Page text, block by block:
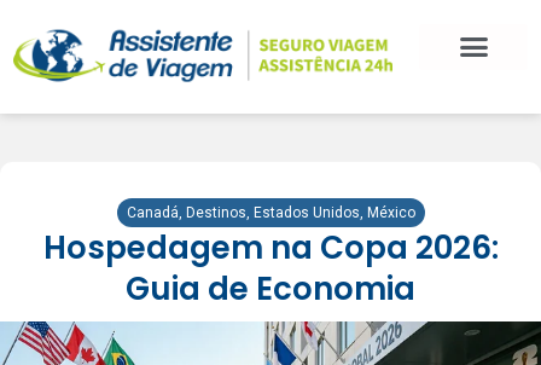
Canadá, Destinos, Estados Unidos, México
Hospedagem na Copa 2026:
Guia de Economia